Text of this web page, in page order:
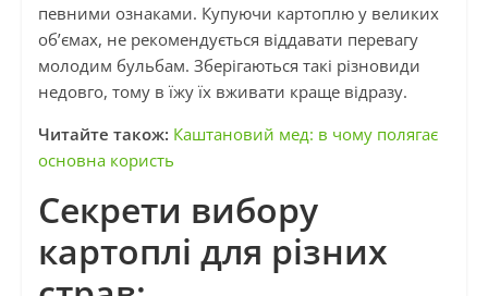
певними ознаками. Купуючи картоплю у великих
об’ємах, не рекомендується віддавати перевагу
молодим бульбам. Зберігаються такі різновиди
недовго, тому в їжу їх вживати краще відразу.
Читайте також: Каштановий мед: в чому полягає
основна користь
Секрети вибору
картоплі для різних